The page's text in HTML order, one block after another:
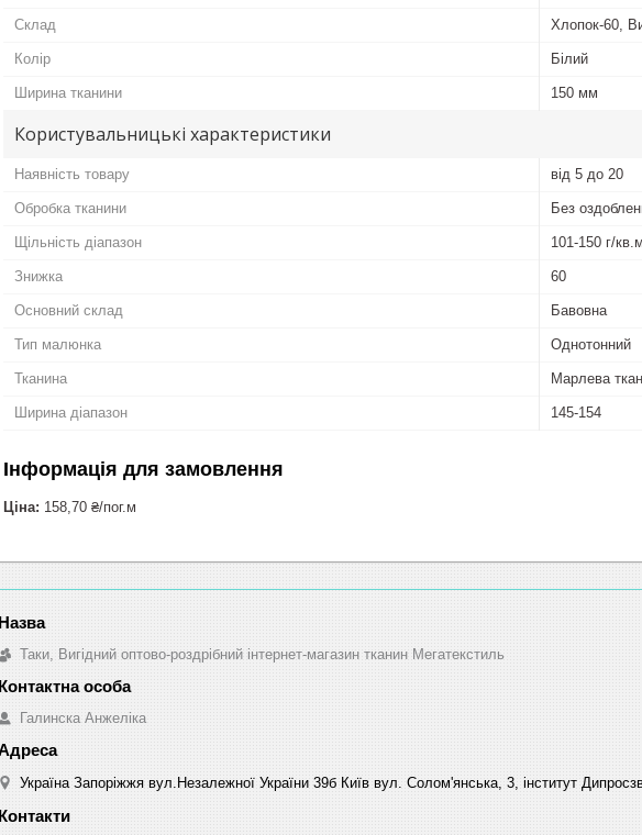
Склад Хлопок-60,
Колір Білий
Ширина тканини 150 мм
Користувальницькі характеристики
Наявність товару від 5 до 20
Обробка тканини Без
Щільність діапазон 101-150 г/кв.м
Знижка 60
Основний склад Бавовна
Тип малюнка Однотонний
Тканина Марлева
Ширина діапазон 145-154
Інформація для замовлення
Ціна: 158,70 ₴/пог.м
Таки, Вигідний оптово-роздрібний інтернет-магазин тканин Мегатекстиль
Галинска Анжеліка
Україна Запоріжжя вул.Незалежної України 39б Київ вул. Солом'янська, 3, інститут